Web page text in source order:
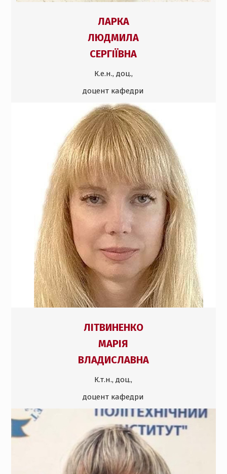
ЛАРКА
ЛЮДМИЛА
СЕРГІЇВНА
К.е.н., доц.,
доцент кафедри
ЛІТВИНЕНКО
МАРІЯ
ВЛАДИСЛАВНА
К.т.н., доц.,
доцент кафедри